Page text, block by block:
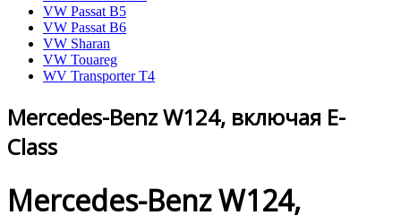
VW Passat B5
VW Passat B6
VW Sharan
VW Touareg
WV Transporter T4
Mercedes-Benz W124, включая E-
Class
Mercedes-Benz W124,